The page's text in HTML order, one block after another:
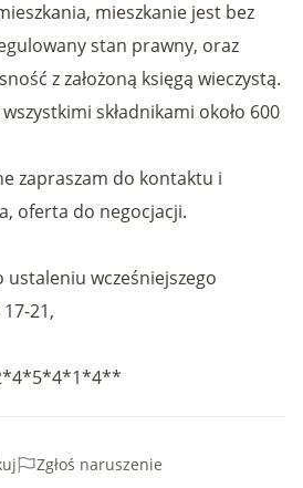
mieszkanie jest bez
stan prawny, oraz
z założoną księgą wieczystą.
składnikami około 600
zapraszam do kontaktu i
oferta do negocjacji.
ustaleniu wcześniejszego
21,
Zgłoś naruszenie